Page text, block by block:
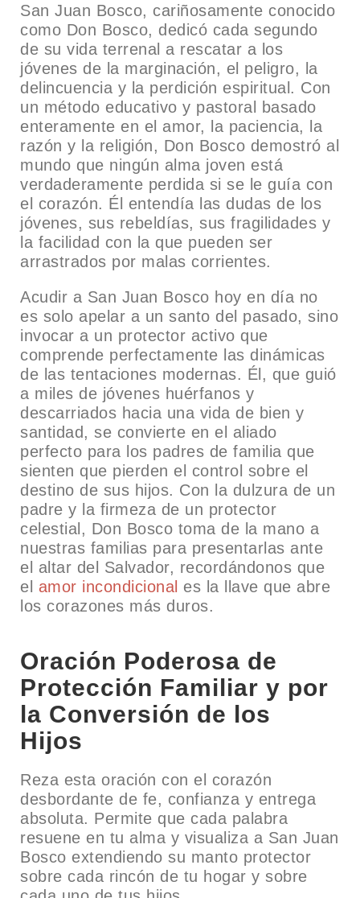
San Juan Bosco, cariñosamente conocido
como Don Bosco, dedicó cada segundo
de su vida terrenal a rescatar a los
jóvenes de la marginación, el peligro, la
delincuencia y la perdición espiritual. Con
un método educativo y pastoral basado
enteramente en el amor, la paciencia, la
razón y la religión, Don Bosco demostró al
mundo que ningún alma joven está
verdaderamente perdida si se le guía con
el corazón. Él entendía las dudas de los
jóvenes, sus rebeldías, sus fragilidades y
la facilidad con la que pueden ser
arrastrados por malas corrientes.
Acudir a San Juan Bosco hoy en día no
es solo apelar a un santo del pasado, sino
invocar a un protector activo que
comprende perfectamente las dinámicas
de las tentaciones modernas. Él, que guió
a miles de jóvenes huérfanos y
descarriados hacia una vida de bien y
santidad, se convierte en el aliado
perfecto para los padres de familia que
sienten que pierden el control sobre el
destino de sus hijos. Con la dulzura de un
padre y la firmeza de un protector
celestial, Don Bosco toma de la mano a
nuestras familias para presentarlas ante
el altar del Salvador, recordándonos que
el amor incondicional es la llave que abre
los corazones más duros.
Oración Poderosa de
Protección Familiar y por
la Conversión de los
Hijos
Reza esta oración con el corazón
desbordante de fe, confianza y entrega
absoluta. Permite que cada palabra
resuene en tu alma y visualiza a San Juan
Bosco extendiendo su manto protector
sobre cada rincón de tu hogar y sobre